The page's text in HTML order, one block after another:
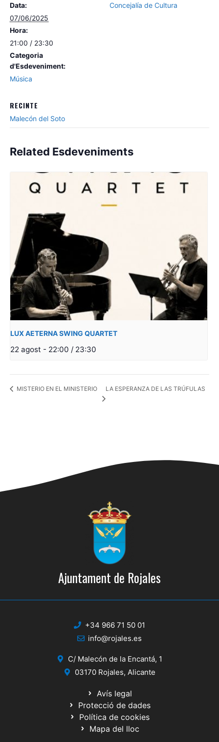
Data:
07/06/2025
Hora:
21:00 / 23:30
Categoria
d'Esdeveniment:
Música
Concejalía de Cultura
RECINTE
Malecón del Soto
Related Esdeveniments
LUX AETERNA SWING QUARTET
22 agost - 22:00 / 23:30
MISTERIO EN EL MINISTERIO LA ESPERANZA DE LAS TRÚFULAS
Ajuntament de Rojales
+34 966 71 50 01
info@rojales.es
C/ Malecón de la Encantá, 1
03170 Rojales, Alicante
Avís legal
Protecció de dades
Política de cookies
Mapa del lloc